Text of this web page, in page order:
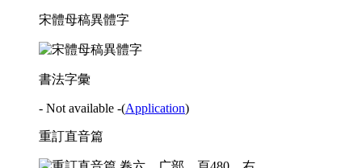
宋體母稿異體字
書法字彙
- Not available -(Application)
重訂直音篇